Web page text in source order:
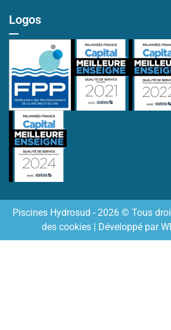
Logos
Piscines Hydrosud - 2026 © Tous
des cookies | Développé par